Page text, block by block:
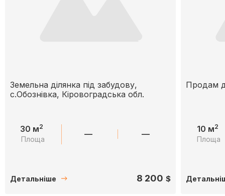
Земельна ділянка під забудову,
с.Обознівка, Кіровоградська обл.
30 м2
Площа — —
Детальніше 8 200 $
Продам
10 м2
Площа